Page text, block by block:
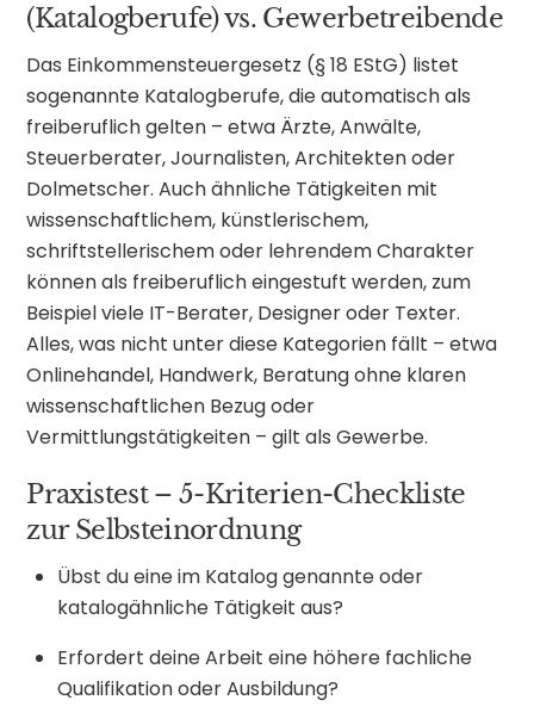
(Katalogberufe) vs. Gewerbetreibende
Das Einkommensteuergesetz (§ 18 EStG) listet
sogenannte Katalogberufe, die automatisch als
freiberuflich gelten – etwa Ärzte, Anwälte,
Steuerberater, Journalisten, Architekten oder
Dolmetscher. Auch ähnliche Tätigkeiten mit
wissenschaftlichem, künstlerischem,
schriftstellerischem oder lehrendem Charakter
können als freiberuflich eingestuft werden, zum
Beispiel viele IT-Berater, Designer oder Texter.
Alles, was nicht unter diese Kategorien fällt – etwa
Onlinehandel, Handwerk, Beratung ohne klaren
wissenschaftlichen Bezug oder
Vermittlungstätigkeiten – gilt als Gewerbe.
Praxistest – 5-Kriterien-Checkliste
zur Selbsteinordnung
Übst du eine im Katalog genannte oder
katalogähnliche Tätigkeit aus?
Erfordert deine Arbeit eine höhere fachliche
Qualifikation oder Ausbildung?